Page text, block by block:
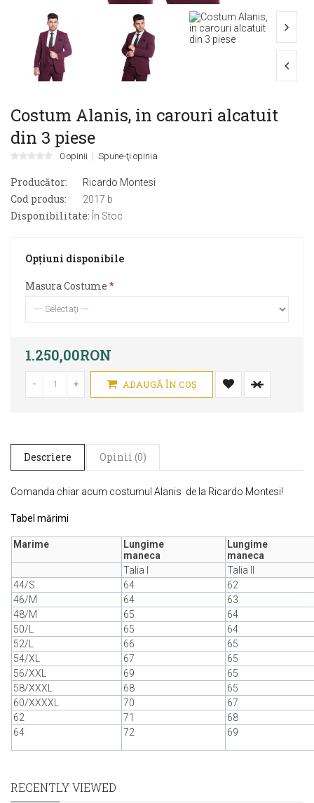
Costum Alanis, in carouri alcatuit
din 3 piese
0 opinii Spune-ţi opinia
Producător: Ricardo Montesi
Cod produs: 2017 b
Disponibilitate: În Stoc
Opţiuni disponibile
Masura Costume
1.250,00RON
- + ADAUGĂ ÎN COŞ
Descriere Opinii (0)
Comanda chiar acum costumul Alanis de la Ricardo Montesi!
Tabel mărimi
Marime
Lungime
maneca
Lungime
maneca
Talia I
Talia II
44/S
64
62
46/M
64
63
48/M
65
64
50/L
65
64
52/L
66
65
54/XL
67
65
56/XXL
69
65
58/XXXL
68
65
60/XXXXL
70
67
62
71
68
64
72 69
RECENTLY VIEWED